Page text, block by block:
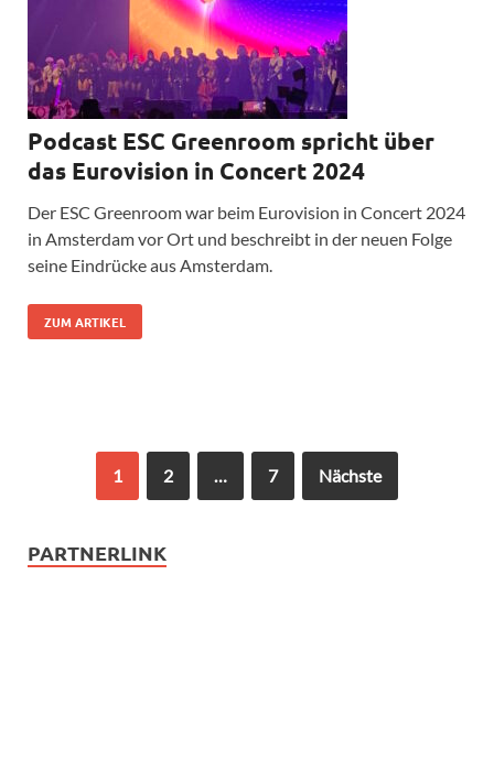
Podcast ESC Greenroom spricht über
das Eurovision in Concert 2024
Der ESC Greenroom war beim Eurovision in Concert 2024
in Amsterdam vor Ort und beschreibt in der neuen Folge
seine Eindrücke aus Amsterdam.
ZUM ARTIKEL
1 2 … 7 Nächste
PARTNERLINK